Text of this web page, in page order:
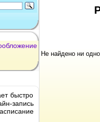
быстро
запись
Не найдено ни